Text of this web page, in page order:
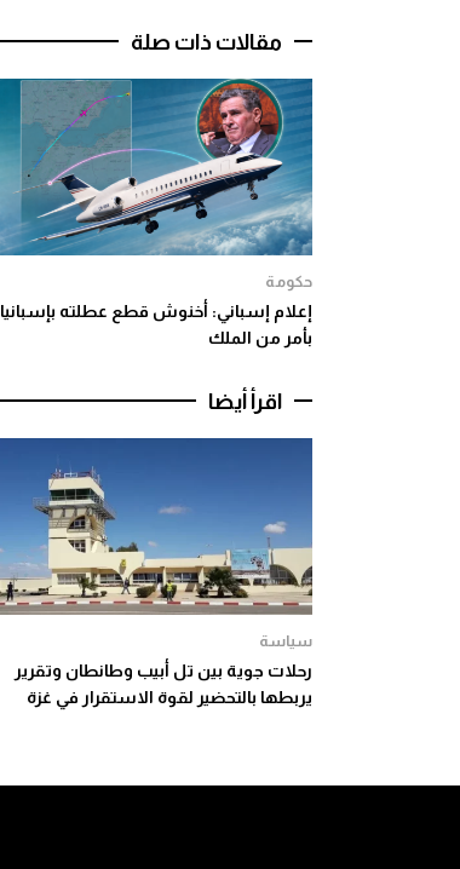
مقالات ذات صلة
حكومة
إعلام إسباني: أخنوش قطع عطلته بإسبانيا
بأمر من الملك
اقرأ أيضا
سياسة
رحلات جوية بين تل أبيب وطانطان وتقرير
يربطها بالتحضير لقوة الاستقرار في غزة